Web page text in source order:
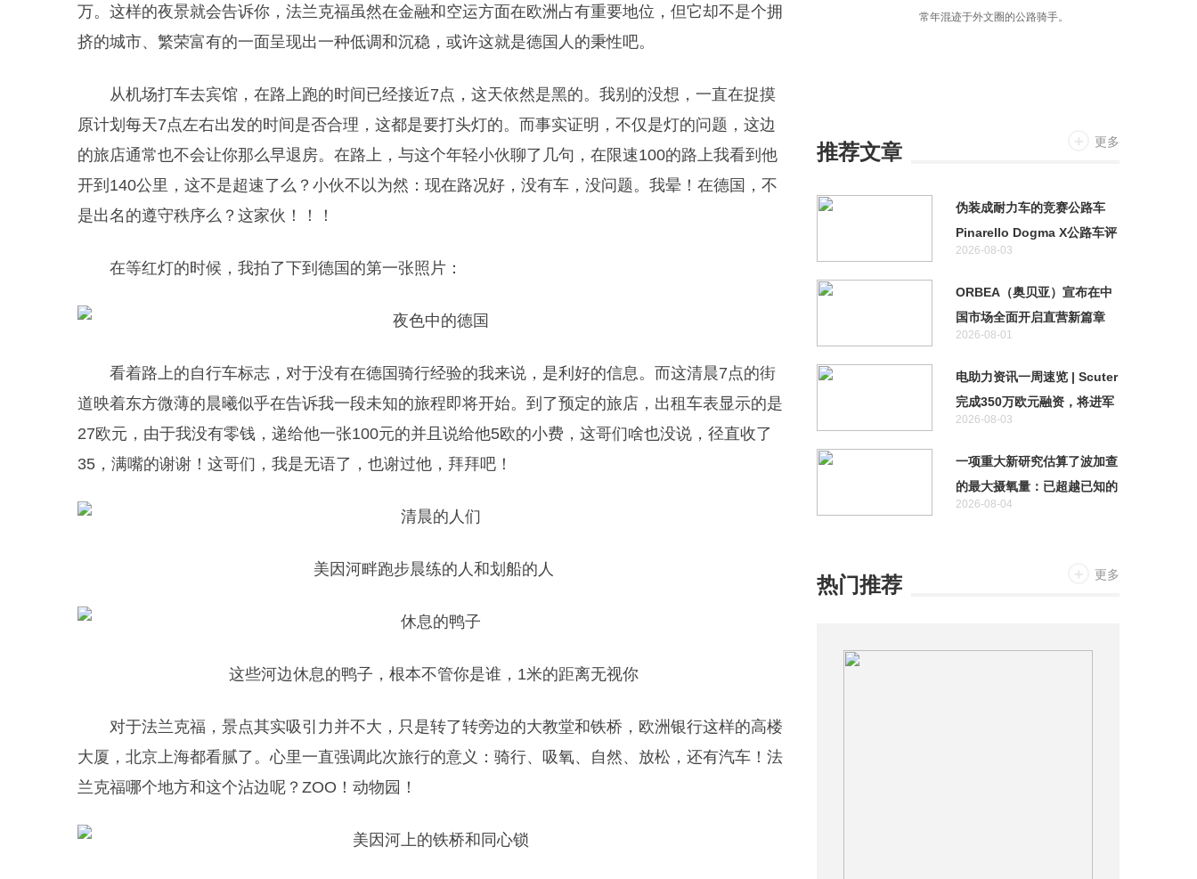
万。这样的夜景就会告诉你，法兰克福虽然在金融和空运方面在欧洲占有重要地位，但它却不是个拥
挤的城市、繁荣富有的一面呈现出一种低调和沉稳，或许这就是德国人的秉性吧。
从机场打车去宾馆，在路上跑的时间已经接近7点，这天依然是黑的。我别的没想，一直在捉摸
原计划每天7点左右出发的时间是否合理，这都是要打头灯的。而事实证明，不仅是灯的问题，这边
的旅店通常也不会让你那么早退房。在路上，与这个年轻小伙聊了几句，在限速100的路上我看到他
开到140公里，这不是超速了么？小伙不以为然：现在路况好，没有车，没问题。我晕！在德国，不
是出名的遵守秩序么？这家伙！！！
在等红灯的时候，我拍了下到德国的第一张照片：
看着路上的自行车标志，对于没有在德国骑行经验的我来说，是利好的信息。而这清晨7点的街
道映着东方微薄的晨曦似乎在告诉我一段未知的旅程即将开始。到了预定的旅店，出租车表显示的是
27欧元，由于我没有零钱，递给他一张100元的并且说给他5欧的小费，这哥们啥也没说，径直收了
35，满嘴的谢谢！这哥们，我是无语了，也谢过他，拜拜吧！
美因河畔跑步晨练的人和划船的人
这些河边休息的鸭子，根本不管你是谁，1米的距离无视你
对于法兰克福，景点其实吸引力并不大，只是转了转旁边的大教堂和铁桥，欧洲银行这样的高楼
大厦，北京上海都看腻了。心里一直强调此次旅行的意义：骑行、吸氧、自然、放松，还有汽车！法
兰克福哪个地方和这个沾边呢？ZOO！动物园！
常年混迹于外文圈的公路骑手。
推荐文章 更多
伪装成耐力车的竞赛公路车
Pinarello Dogma X公路车评
测
2026-08-03
ORBEA（奥贝亚）宣布在中
国市场全面开启直营新篇章
2026-08-01
电助力资讯一周速览 | Scuter
完成350万欧元融资，将进军
自动驾驶领域
2026-08-03
一项重大新研究估算了波加查
的最大摄氧量：已超越已知的
人类极限
2026-08-04
热门推荐 更多